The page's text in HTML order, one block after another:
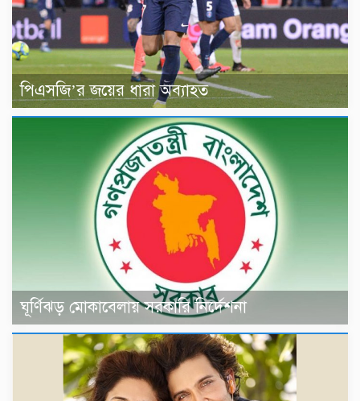
পিএসজি’র জয়ের ধারা অব্যাহত
ঘূর্ণিঝড় মোকাবেলায় সরকারি নির্দেশনা